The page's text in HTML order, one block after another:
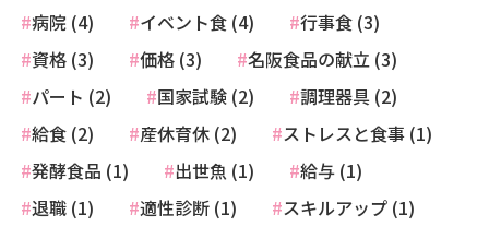
病院 (4)
イベント食 (4)
行事食 (3)
資格 (3)
価格 (3)
名阪食品の献立 (3)
パート (2)
国家試験 (2)
調理器具 (2)
給食 (2)
産休育休 (2)
ストレスと食事 (1)
発酵食品 (1)
出世魚 (1)
給与 (1)
退職 (1)
適性診断 (1)
スキルアップ (1)